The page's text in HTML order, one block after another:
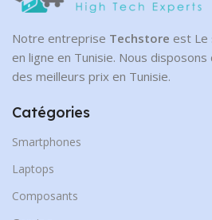
Notre entreprise Techstore est Le
en ligne en Tunisie. Nous
des meilleurs prix en Tunisie.
Catégories
Smartphones
Laptops
Composants